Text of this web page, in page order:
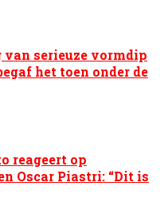
serieuze vormdip
het toen onder de
reageert op
Oscar Piastri: “Dit is